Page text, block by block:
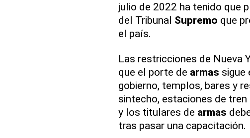
julio de 2022 ha tenido que
del Tribunal Supremo que
el país.
Las restricciones de Nueva
que el porte de armas sigue
gobierno, templos, bares y
sintecho, estaciones de
y los titulares de armas
tras pasar una capacitación.